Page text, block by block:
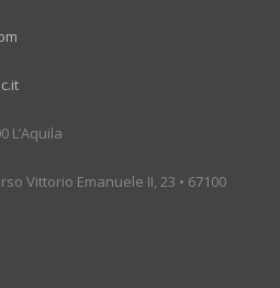
L’Aquila
Vittorio Emanuele II, 23 • 67100